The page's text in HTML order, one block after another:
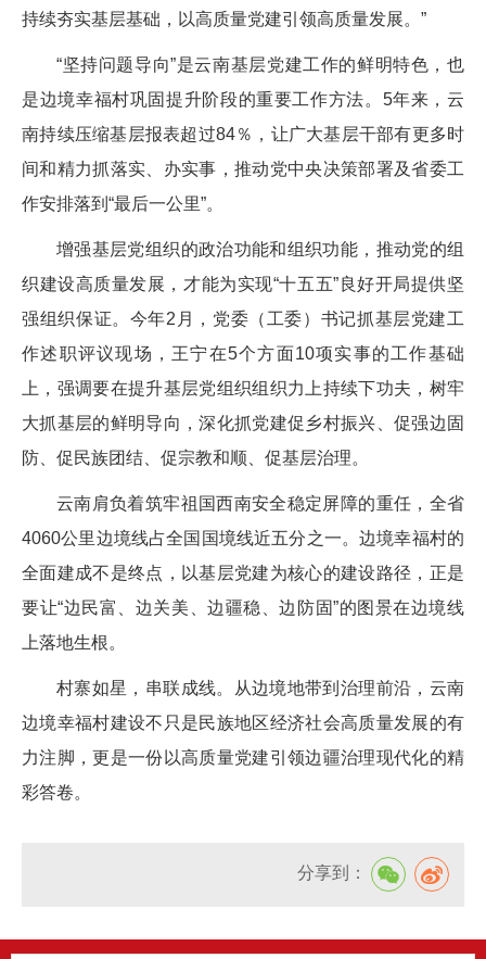
持续夯实基层基础，以高质量党建引领高质量发展。”
“坚持问题导向”是云南基层党建工作的鲜明特色，也
是边境幸福村巩固提升阶段的重要工作方法。5年来，云
南持续压缩基层报表超过84％，让广大基层干部有更多时
间和精力抓落实、办实事，推动党中央决策部署及省委工
作安排落到“最后一公里”。
增强基层党组织的政治功能和组织功能，推动党的组
织建设高质量发展，才能为实现“十五五”良好开局提供坚
强组织保证。今年2月，党委（工委）书记抓基层党建工
作述职评议现场，王宁在5个方面10项实事的工作基础
上，强调要在提升基层党组织组织力上持续下功夫，树牢
大抓基层的鲜明导向，深化抓党建促乡村振兴、促强边固
防、促民族团结、促宗教和顺、促基层治理。
云南肩负着筑牢祖国西南安全稳定屏障的重任，全省
4060公里边境线占全国国境线近五分之一。边境幸福村的
全面建成不是终点，以基层党建为核心的建设路径，正是
要让“边民富、边关美、边疆稳、边防固”的图景在边境线
上落地生根。
村寨如星，串联成线。从边境地带到治理前沿，云南
边境幸福村建设不只是民族地区经济社会高质量发展的有
力注脚，更是一份以高质量党建引领边疆治理现代化的精
彩答卷。
分享到：